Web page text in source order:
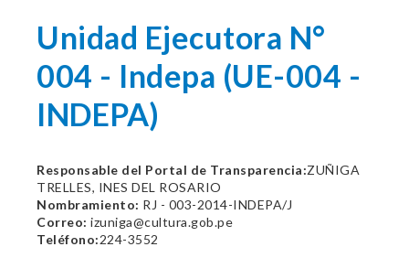
Unidad Ejecutora N°
004 - Indepa (UE-004 -
INDEPA)
Responsable del Portal de Transparencia:ZUÑIGA
TRELLES, INES DEL ROSARIO
Nombramiento: RJ - 003-2014-INDEPA/J
Correo: izuniga@cultura.gob.pe
Teléfono:224-3552